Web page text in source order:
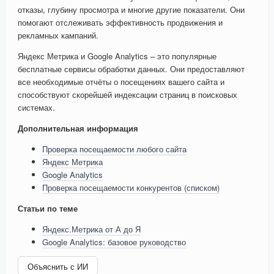
отказы, глубину просмотра и многие другие показатели. Они
помогают отслеживать эффективность продвижения и
рекламных кампаний.
Яндекс Метрика и Google Analytics – это популярные
бесплатные сервисы обработки данных. Они предоставляют
все необходимые отчёты о посещениях вашего сайта и
способствуют скорейшей индексации страниц в поисковых
системах.
Дополнительная информация
Проверка посещаемости любого сайта
Яндекс Метрика
Google Analytics
Проверка посещаемости конкурентов (списком)
Статьи по теме
Яндекс.Метрика от А до Я
Google Analytics: базовое руководство
Объяснить с ИИ